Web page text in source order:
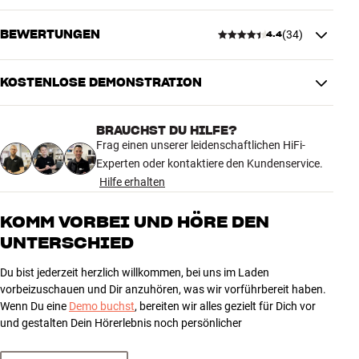
Mehr von Essentials
MASSE UND DESIGN
Farbe
Schwarz
Gewicht (kg)
3
Maße (Verpackung)
tiefe)
Maße (Produkt)
23,8 x 57,6 x 32 cm (breite x höhe
x tiefe)
Inklusive Klettstreifen für diskrete Kabelführung
Inklusive Klebefolie (Nutzung optional)
Material: Pulverbeschichteter Stahl
Abmessungen: 23,8 x 57,6 x 32,0 cm (BxHxT)
Abmessungen der oberen Platte: 14,9 x 20,9 (BxT)
BEWERTUNGEN 4.4(34)
4.4
34 anzeigen
5 22
4
3
1 0
KOSTENLOSE DEMONSTRATION
BRAUCHST DU HILFE?
Frag einen unserer leidenschaftlichen HiFi-
Experten oder kontaktiere den Kundenservice.
Hilfe erhalten
KOMM VORBEI UND HÖRE DEN
UNTERSCHIED
Du bist jederzeit herzlich willkommen, bei uns im Laden
vorbeizuschauen und Dir anzuhören, was wir vorführbereit haben.
Wenn Du eine Demo buchst, bereiten wir alles gezielt für Dich vor
und gestalten Dein Hörerlebnis noch persönlicher